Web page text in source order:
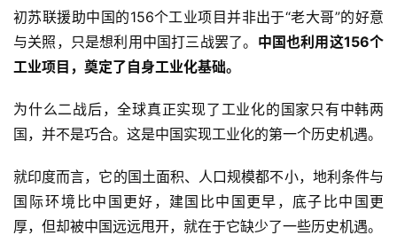
初苏联援助中国的156个工业项目并非出于“老大哥”的好意
与关照，只是想利用中国打三战罢了。 中国也利用这156个
工业项目，奠定了自身工业化基础。
为什么二战后，全球真正实现了工业化的国家只有中韩两
国，并不是巧合。这是中国实现工业化的第一个历史机遇。
就印度而言，它的国土面积、人口规模都不小，地利条件与
国际环境 比中国更好，建国比中国更早，底子比中国更
厚，但却被中国远远甩开，就在于它缺少了一些历史机遇。